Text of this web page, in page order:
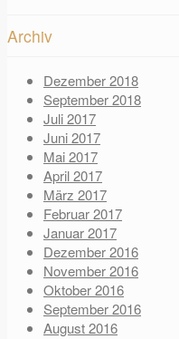
Archiv
Dezember 2018
September 2018
Juli 2017
Juni 2017
Mai 2017
April 2017
März 2017
Februar 2017
Januar 2017
Dezember 2016
November 2016
Oktober 2016
September 2016
August 2016